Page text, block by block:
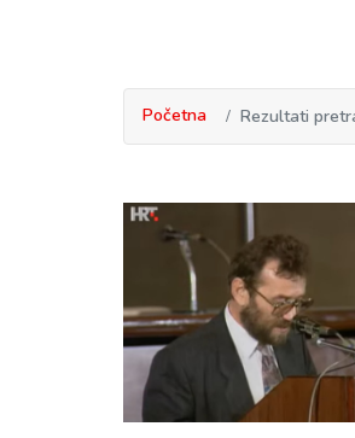
Početna Rezultati